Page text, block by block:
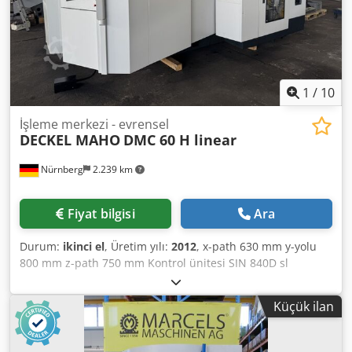
PS 32 (Ekstra aksesuarlar hariç) Dkjdpfxjzdtacs Ad Ijr Fiyata
söküm, nakliye ve kamyonunuza yükleme dahildir!
1 / 10
Nürnberg 2.239 km
İşleme merkezi - evrensel
DECKEL MAHO DMC 60 H linear
Fiyat bilgisi Ara
Durum: ikinci el, Üretim yılı: 2012, x-path 630 mm y-yolu
800 mm z-path 750 mm Kontrol ünitesi SIN 840D sl
Siemens B - eksen 360 x 0,001 ° A - ekseni -200 -- +25 x
0,001 ° İş mili hızları - kademesiz değişken 20 - 18.000 rpm
Tahrik gücü %100 ED 28,00 kW Tahrik gücü %40 ED 34,00
KW 40 / %100 ED'de tork 110 / 84 Nm Takım tutucu HSK 63
İlerleme X/Y/Z/ekseni 1 - 100.000 mm/dak Dkedpfx
Küçük ilan